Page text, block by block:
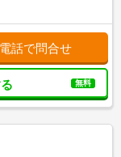
電話で問合せ
無料